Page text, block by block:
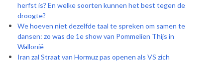
herfst is? En welke soorten kunnen het best tegen de
droogte?
We hoeven niet dezelfde taal te spreken om samen te
dansen: zo was de 1e show van Pommelien Thijs in
Wallonië
Iran zal Straat van Hormuz pas openen als VS zich